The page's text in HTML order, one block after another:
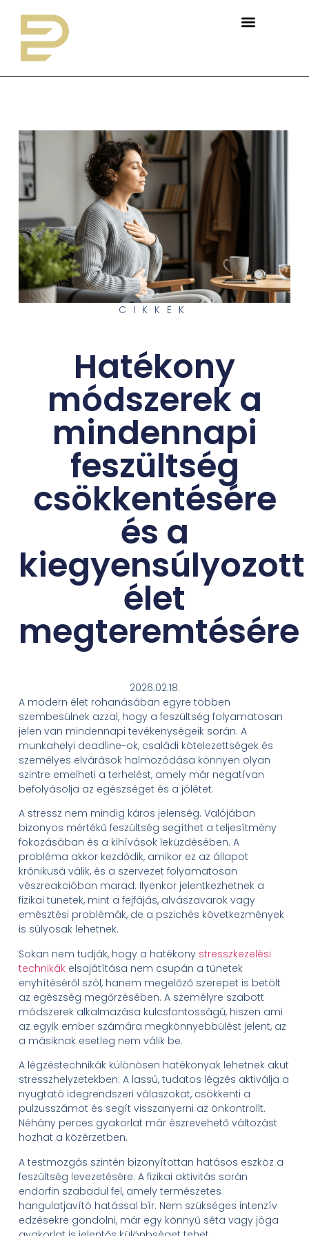
CIKKEK
Hatékony
módszerek a
mindennapi
feszültség
csökkentésére
és a
kiegyensúlyozott
élet
megteremtésére
2026.02.18.
A modern élet rohanásában egyre többen
szembesülnek azzal, hogy a feszültség folyamatosan
jelen van mindennapi tevékenységeik során. A
munkahelyi deadline-ok, családi kötelezettségek és
személyes elvárások halmozódása könnyen olyan
szintre emelheti a terhelést, amely már negatívan
befolyásolja az egészséget és a jólétet.
A stressz nem mindig káros jelenség. Valójában
bizonyos mértékű feszültség segíthet a teljesítmény
fokozásában és a kihívások leküzdésében. A
probléma akkor kezdődik, amikor ez az állapot
krónikusá válik, és a szervezet folyamatosan
vészreakcióban marad. Ilyenkor jelentkezhetnek a
fizikai tünetek, mint a fejfájás, alvászavarok vagy
emésztési problémák, de a pszichés következmények
is súlyosak lehetnek.
Sokan nem tudják, hogy a hatékony stresszkezelési
technikákelsajátítása nem csupán a tünetek
enyhítéséről szól, hanem megelőző szerepet is betölt
az egészség megőrzésében. A személyre szabott
módszerek alkalmazása kulcsfontosságú, hiszen ami
az egyik ember számára megkönnyebbülést jelent, az
a másiknak esetleg nem válik be.
A légzéstechnikák különösen hatékonyak lehetnek akut
stresszhelyzetekben. A lassú, tudatos légzés aktiválja a
nyugtató idegrendszeri válaszokat, csökkenti a
pulzusszámot és segít visszanyerni az önkontrollt.
Néhány perces gyakorlat már észrevehető változást
hozhat a közérzetben.
A testmozgás szintén bizonyítottan hatásos eszköz a
feszültség levezetésére. A fizikai aktivitás során
endorfin szabadul fel, amely természetes
hangulatjavító hatással bír. Nem szükséges intenzív
edzésekre gondolni, már egy könnyű séta vagy jóga